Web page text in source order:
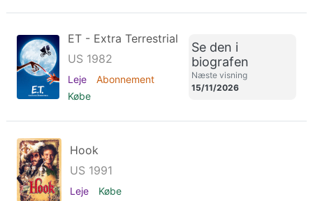
ET - Extra Terrestrial
US 1982
Leje
Abonnement
Købe
Se den i
biografen
Næste visning
15/11/2026
Hook
US 1991
Leje Købe